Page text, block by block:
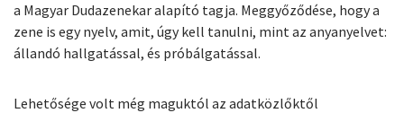
a Magyar Dudazenekar alapító tagja. Meggyőződése, hogy a
zene is egy nyelv, amit, úgy kell tanulni, mint az anyanyelvet:
állandó hallgatással, és próbálgatással.
Lehetősége volt még maguktól az adatközlőktől